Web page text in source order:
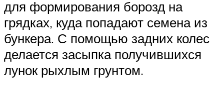
для формирования борозд на
грядках, куда попадают семена из
бункера. С помощью задних колес
делается засыпка получившихся
лунок рыхлым грунтом.